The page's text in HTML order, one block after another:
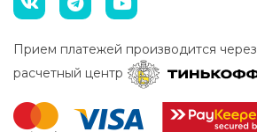
Прием платежей производится через
расчетный центр